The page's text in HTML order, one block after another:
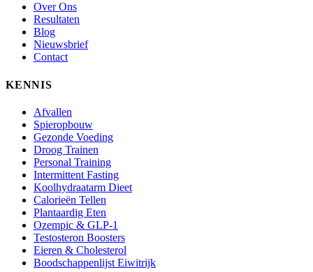
Over Ons
Resultaten
Blog
Nieuwsbrief
Contact
KENNIS
Afvallen
Spieropbouw
Gezonde Voeding
Droog Trainen
Personal Training
Intermittent Fasting
Koolhydraatarm Dieet
Calorieën Tellen
Plantaardig Eten
Ozempic & GLP-1
Testosteron Boosters
Eieren & Cholesterol
Boodschappenlijst Eiwitrijk